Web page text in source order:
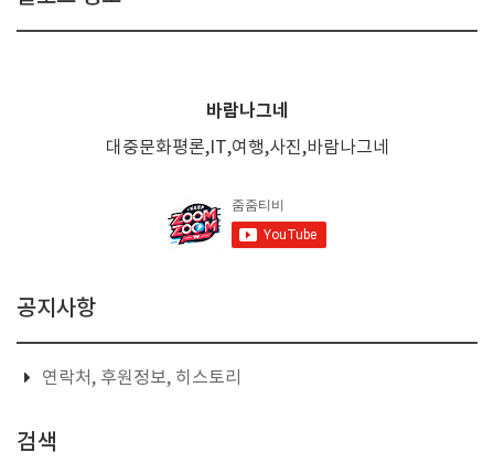
바람나그네
대중문화평론,IT,여행,사진,바람나그네
공지사항
연락처, 후원정보, 히스토리
검색